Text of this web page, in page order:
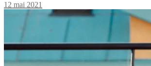
12 mai 2021